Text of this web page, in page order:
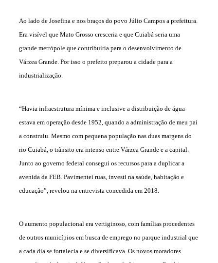
Ao lado de Josefina e nos braços do povo Júlio Campos a prefeitura.
Era visível que Mato Grosso cresceria e que Cuiabá seria uma
grande metrópole que contribuiria para o desenvolvimento de
Várzea Grande. Por isso o prefeito preparou a cidade para a
industrialização.
“Havia infraestrutura mínima e inclusive a distribuição de água
estava em operação desde 1952, quando a administração de meu pai
a construiu. Mesmo com pequena população nas duas margens do
rio Cuiabá, o trânsito era intenso entre Várzea Grande e a capital.
Junto ao governo federal consegui os recursos para a duplicar a
avenida da FEB. Pavimentei ruas, investi na saúde, habitação e
educação”, revelou na entrevista concedida em 2018.
O aumento populacional era vertiginoso, com famílias procedentes
de outros municípios em busca de emprego no parque industrial que
a cada dia se fortalecia e se diversificava. Os novos moradores